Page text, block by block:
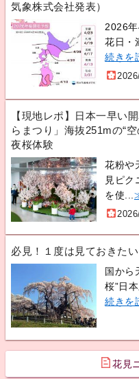
気象株式会社発表）
2026
花日・
続きを
【現地レポ】日本一早い
らまつり」海抜251mの“
夜桜体験
花粉や
見ピク
を使...
必見！１度は見ておきた
国から
桜”日
続きを
花見